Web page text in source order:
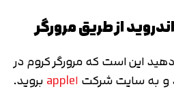
از طریق مرورگر
دهید این است که مرورگر کروم در
و به سایت شرکتاapple
بروید.
تایید کد
شده را وارد کنید